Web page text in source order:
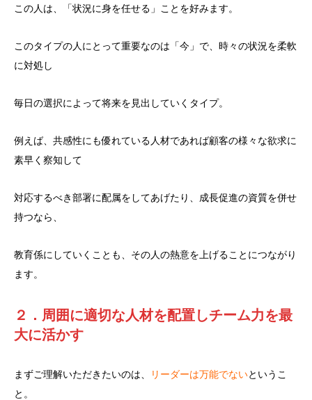
この人は、「状況に身を任せる」ことを好みます。
このタイプの人にとって重要なのは「今」で、時々の状況を柔軟
に対処し
毎日の選択によって将来を見出していくタイプ。
例えば、共感性にも優れている人材であれば顧客の様々な欲求に
素早く察知して
対応するべき部署に配属をしてあげたり、成長促進の資質を併せ
持つなら、
教育係にしていくことも、その人の熱意を上げることにつながり
ます。
２．周囲に適切な人材を配置しチーム力を最
大に活かす
まずご理解いただきたいのは、 リーダーは万能でないというこ
と。